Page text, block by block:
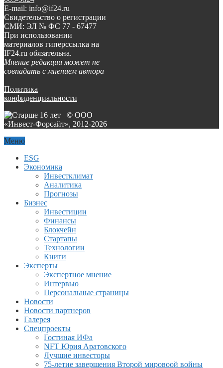
E-mail: info@if24.ru
Свидетельство о регистрации
СМИ: ЭЛ № ФС 77 - 67477
При использовании
материалов гиперссылка на
IF24.ru обязательна.
Мнение редакции может не
совпадать с мнением автора
Политика
конфиденциальности
© ООО
«Инвест-Форсайт», 2012-2026
Меню
ESG
Экономика
Инвестклимат
Аналитика
Прогнозы
Бизнес
Инвестиции
Финансы
Блокчейн
Стартапы
Технологии
Книги
Эксперты
Экспертное мнение
Интервью
Персональные страницы
Новости
Новости партнеров
Галерея
Спецпроекты
Гостиная ИФа
NFT Юрия Аратовского
Лучшие инвесторы
75-летие завершения Второй мировоой войны